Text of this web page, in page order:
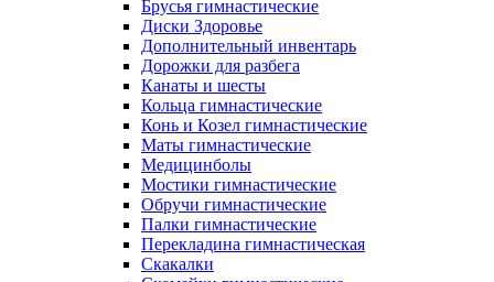
Брусья гимнастические
Диски Здоровье
Дополнительный инвентарь
Дорожки для разбега
Канаты и шесты
Кольца гимнастические
Конь и Козел гимнастические
Маты гимнастические
Медицинболы
Мостики гимнастические
Обручи гимнастические
Палки гимнастические
Перекладина гимнастическая
Скакалки